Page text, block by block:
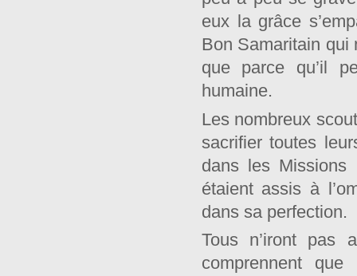
eux la grâce
Bon Samaritain qui
que parce qu’il
humaine.
Les nombreux
sacrifier toutes
dans les
étaient assis à
dans sa perfection.
Tous n’iront pas
comprennent